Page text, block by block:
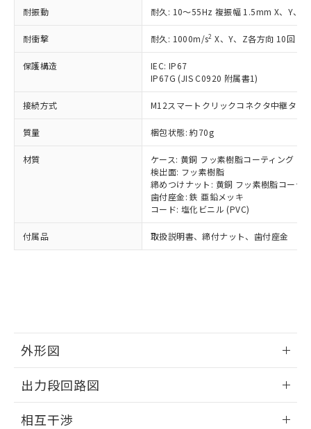
耐振動 耐久: 10～55Hz 複振幅 1.5mm X、Y、Z
耐衝撃 耐久: 1000m/s2 X、Y、Z各方向 10回
保護構造
IEC: IP67
IP67G (JIS C0920 附属書1)
接続方式 M12スマートクリックコネクタ中継タイ
質量 梱包状態: 約70g
材質
ケース: 黄銅 フッ素樹脂コーティング
検出面: フッ素樹脂
締めつけナット: 黄銅 フッ素樹脂コーテ
歯付座金: 鉄 亜鉛メッキ
コード: 塩化ビニル (PVC)
付属品 取扱説明書、締付ナット、歯付座金
外形図
外形図
出力段回路図
相互干渉
タに基づき作成されるものであり、閲
覧された時点での実際の在庫および標
準価格とは異なる場合があることをご
正式な納期状況および標準価格はお客
様のお取引先、またはお客様担当のオ
ムロン制御機器販売店・当社販売員に
ご相談ください。
オムロン制御機器販売店や当社販売拠
販売ネットワーク
」をご確認
在庫状況および標準価格結果を当社の
事前の承諾なく第三者に漏洩または開
示しないようお願いします。
マイパーツ機能（部品リスト作成サー
ビス）をご利用いただくには、I-Web
メンバーズにご登録されている必要が
引・商談に必要な範囲で利用すること
※当社の共同利用者とは、"個人情報
の共同利用に関して"
用者の範囲」に記載されている法人を
*EU RoHS指令（10物質）：
鉛(Pb) 1000ppm以下、 水銀(Hg) 1000ppm以下、 カド
ミウム(Cd) 100ppm以下、
六価クロム(Cr(Ⅵ)) 1000ppm以下、ポリ臭化ビフェニル
ル) (DEHP)(別名：DOP) 1000ppm以下、フタル酸ブチ
ルベンジル（BBP） 1000ppm以下、フタル酸ジブチル
（DBP） 1000ppm以下、フタル酸ジイソブチル
(DIBP) 1000ppm以下
但し、RoHS指令で産業用監視および制御機器に対する
フタル酸エステル類の４物質については閾値を超える意
部品在庫の切り替え状況などにより、予定
月が前後することがあります。
とができます。
EU RoHS指令（10物質）の非含有証明書
※本証明書は発行日時点で非含有を証明す
るもので、過去に遡って非含有を証明する
ものではありません。
Cr(Ⅵ)(六価クロム) : 1000ppm、 PBBs(ポリ臭化ビフェ
ニル類) : 1000ppm、 PBDEs(ポリ臭化ジフェニルエーテ
ル類) : 1000ppm、
DBP(フタル酸ジブチル) : 1000ppm、 DIBP(フタル酸ジ
イソブチル) : 1000ppm、 BBP(フタル酸ブチルベンジ
ル) : 1000ppm、
※2 環境保護使用期限
「ｅ」：有害物質（10物質）のすべてが基
準値以下であることを示します。
「10」：通常の使用状況下において有害物
質が外部に漏えいし、環境に深刻な影響を
及ぼさない年数を意味します。
または国外への提供する場合は、日本
国政府の輸出許可(または役務取引許
可)を取得するなどの必要な手続きを
当社は規制貨物を破棄する場合は、完
全に破砕するなど、違法に輸出されな
当社は貴社製品を、核兵器、ミサイ
ル、化学兵器、生物兵器またはその他
武器並びにこれらの製造装置等に一切
使用いたしません。
当社は、貴社製品を第三者に販売する
場合は、上記1、2および3の内容を当
該第三者に通知します。また当社は、
販売先および販売に係わる関係者が違
法に輸出するおそれがある場合は、取
り引きをいたしません。
合意する キャンセル
一定数以上の在庫あり
一定数には満たないが在庫あり
在庫なし(最新の在庫状況につ
いては、お客様のお取引先、ま
たはお客様担当のオムロン制御
機器販売店・当社販売員にご確
認ください)
受注生産機種、また在庫状況の
情報を公開していない機種